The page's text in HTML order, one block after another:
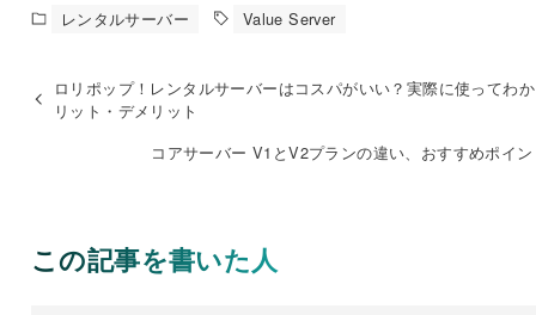
レンタルサーバー Value Server
ロリポップ！レンタルサーバーはコスパがいい？実際に使ってわ
リット・デメリット
コアサーバー V1とV2プランの違い、おすすめポイ
この記事を書いた人